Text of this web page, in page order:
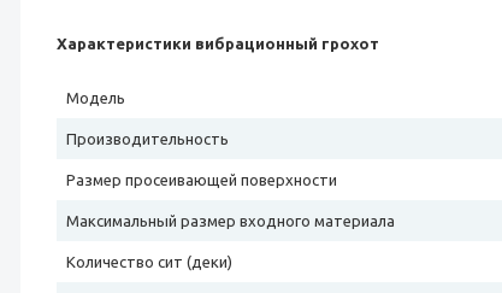
Характеристики вибрационный грохот
Модель
Производительность
Размер просеивающей поверхности
Максимальный размер входного материала
Количество сит (деки)